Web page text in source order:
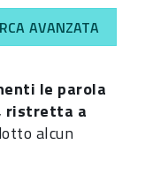
AVANZATA
le parola
ristretta a
alcun